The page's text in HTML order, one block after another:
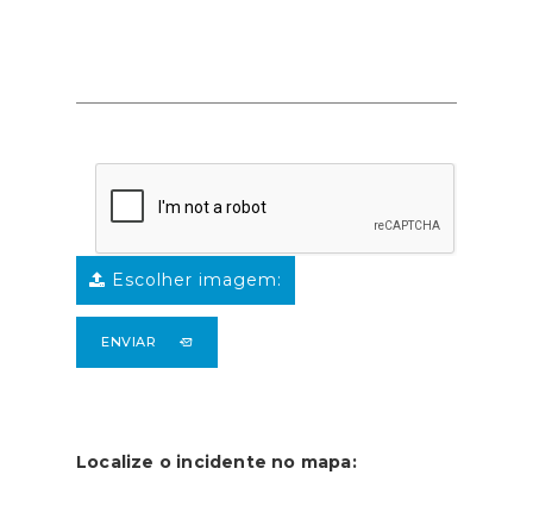
Escolher imagem:
ENVIAR
Localize o incidente no mapa: